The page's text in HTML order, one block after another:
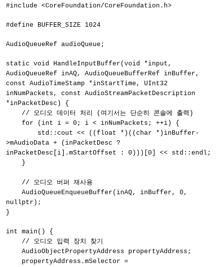
#include <CoreFoundation/CoreFoundation.h>
#define BUFFER_SIZE 1024
AudioQueueRef audioQueue;
static void HandleInputBuffer(void *input,
AudioQueueRef inAQ, AudioQueueBufferRef inBuffer,
const AudioTimeStamp *inStartTime, UInt32
inNumPackets, const AudioStreamPacketDescription
*inPacketDesc) {
// 오디오 데이터 처리 (여기서는 단순히 콘솔에 출력)
for (int i = 0; i < inNumPackets; ++i) {
std::cout << ((float *)((char *)inBuffer-
>mAudioData + (inPacketDesc ?
inPacketDesc[i].mStartOffset : 0)))[0] << std::endl;
}
// 오디오 버퍼 재사용
AudioQueueEnqueueBuffer(inAQ, inBuffer, 0,
nullptr);
}
int main() {
// 오디오 입력 장치 찾기
AudioObjectPropertyAddress propertyAddress;
propertyAddress.mSelector =